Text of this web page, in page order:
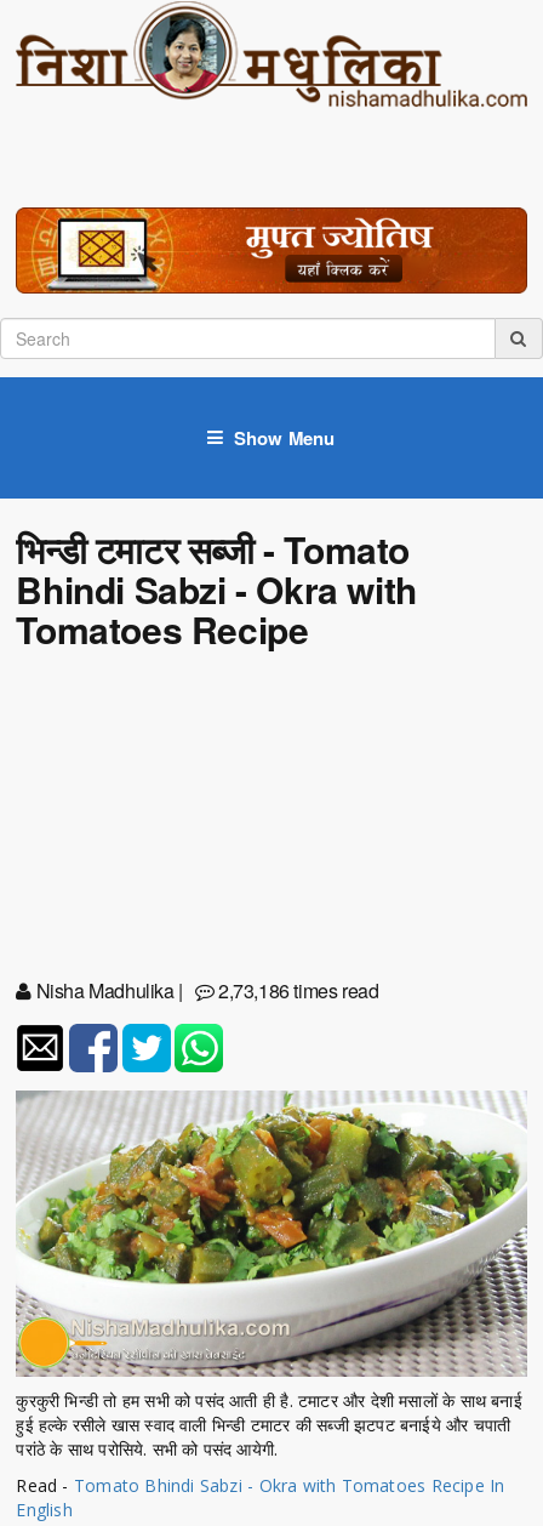
Show Menu
भिन्डी टमाटर सब्जी - Tomato
Bhindi Sabzi - Okra with
Tomatoes Recipe
Nisha Madhulika| 2,73,186 times read
कुरकुरी भिन्डी तो हम सभी को पसंद आती ही है. टमाटर और देशी मसालों के साथ बनाई
हुई हल्के रसीले खास स्वाद वाली भिन्डी टमाटर की सब्जी झटपट बनाईये और चपाती
परांठे के साथ परोसिये. सभी को पसंद आयेगी.
Read - Tomato Bhindi Sabzi - Okra with Tomatoes Recipe In
English